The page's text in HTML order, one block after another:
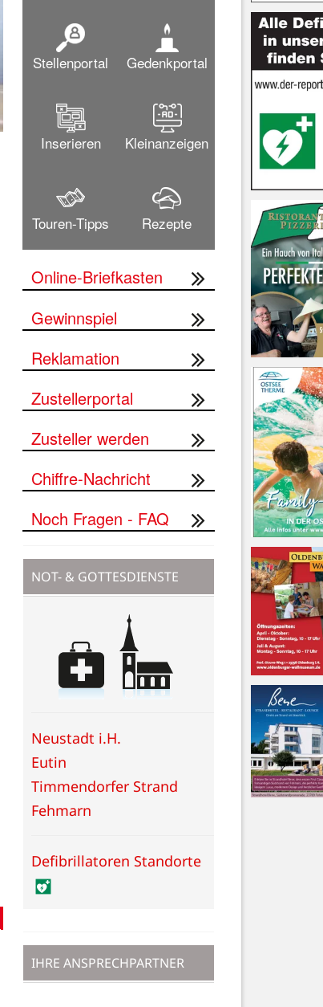
Stellenportal Gedenkportal
Inserieren Kleinanzeigen
Touren-Tipps Rezepte
Online-Briefkasten
Gewinnspiel
Reklamation
Zustellerportal
Zusteller werden
Chiffre-Nachricht
Noch Fragen - FAQ
NOT- & GOTTESDIENSTE
Neustadt i.H.
Eutin
Timmendorfer Strand
Fehmarn
Defibrillatoren Standorte
IHRE ANSPRECHPARTNER